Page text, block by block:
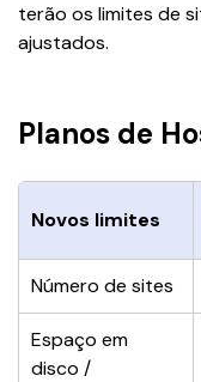
terão os limites de
ajustados.
Planos de
Novos limites
Número de sites
Espaço em
disco /